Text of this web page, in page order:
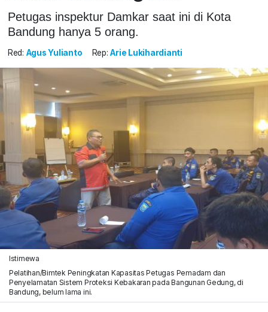
Petugas inspektur Damkar saat ini di Kota
Bandung hanya 5 orang.
Red: Agus Yulianto Rep: Arie Lukihardianti
Istimewa
Pelatihan/Bimtek Peningkatan Kapasitas Petugas Pemadam dan
Penyelamatan Sistem Proteksi Kebakaran pada Bangunan Gedung, di
Bandung, belum lama ini.